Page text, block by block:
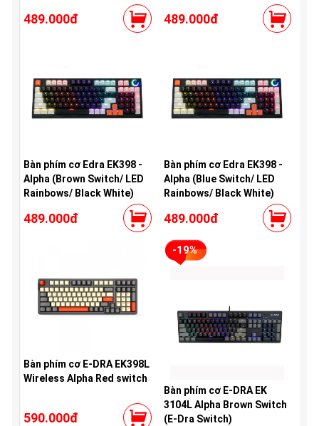
489.000đ 489.000đ
Bàn phím cơ Edra EK398 -
Alpha (Brown Switch/ LED
Rainbows/ Black White)
489.000đ
Bàn phím cơ Edra EK398 -
Alpha (Blue Switch/ LED
Rainbows/ Black White)
489.000đ
Bàn phím cơ E-DRA EK398L
Wireless Alpha Red switch
590.000đ
-19%
Bàn phím cơ E-DRA EK
3104L Alpha Brown Switch
(E-Dra Switch)